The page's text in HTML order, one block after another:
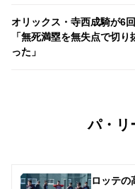
オリックス・寺西成騎が6
「無死満塁を無失点で切
った」
パ・リ
ロッテの